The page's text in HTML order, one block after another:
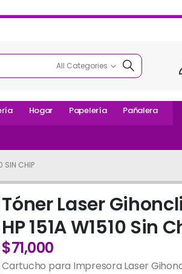
All Categories
Hogar Papelería Pañalera
SIN CHIP
Tóner Laser
HP 151A W1510 Sin
$71,000
Cartucho para Impresora Laser